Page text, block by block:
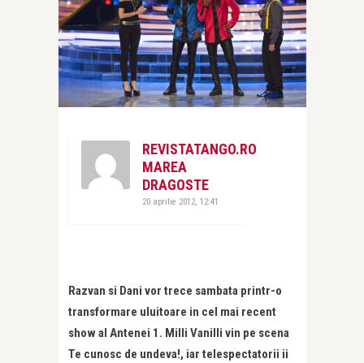
REVISTATANGO.RO
MAREA
DRAGOSTE
20 aprilie 2012, 12:41
Razvan si Dani vor trece sambata printr-o
transformare uluitoare in cel mai recent
show al Antenei 1. Milli Vanilli vin pe scena
Te cunosc de undeva!, iar telespectatorii ii